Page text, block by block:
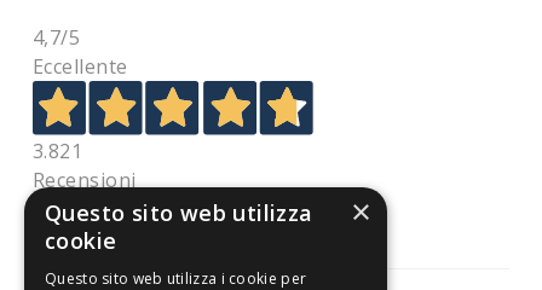
4,7/5
Eccellente
3.821
Recensioni
×
Questo sito web utilizza
cookie
Questo sito web utilizza i cookie per